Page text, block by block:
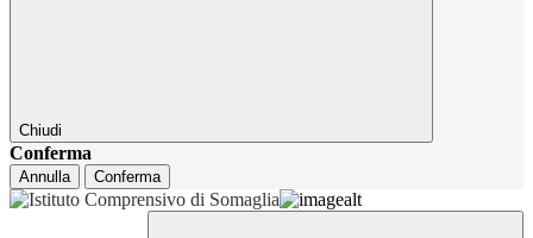
Chiudi
Conferma
Annulla Conferma